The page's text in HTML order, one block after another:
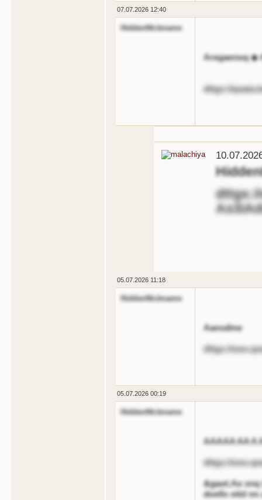
07.07.2026 12:40
HiddenNickname
Aregaenoq ◆
dttgs://
05.07.2026 11:18
HiddenNickname
Aansdine
dttgs://
05.07.2026 00:19
HiddenNickname
AAAAA AA A
dttgs://
&gaot;Ae
doells oitd nn